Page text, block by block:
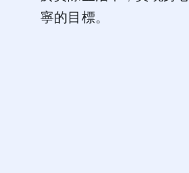
寧的目標。